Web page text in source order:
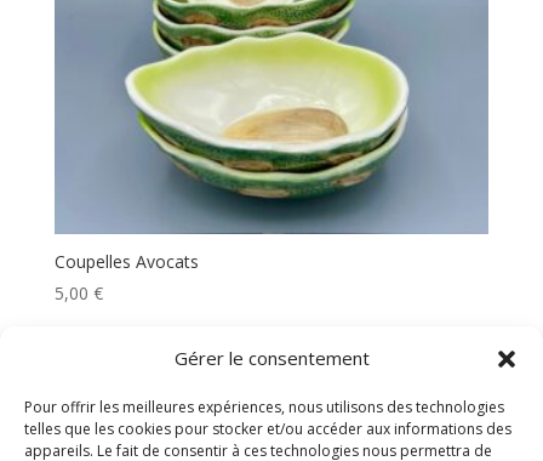
Gérer le consentement
Pour offrir les meilleures expériences, nous utilisons des technologies
telles que les cookies pour stocker et/ou accéder aux informations des
appareils. Le fait de consentir à ces technologies nous permettra de
Coupelles Avocats
5,00 €
Rechercher